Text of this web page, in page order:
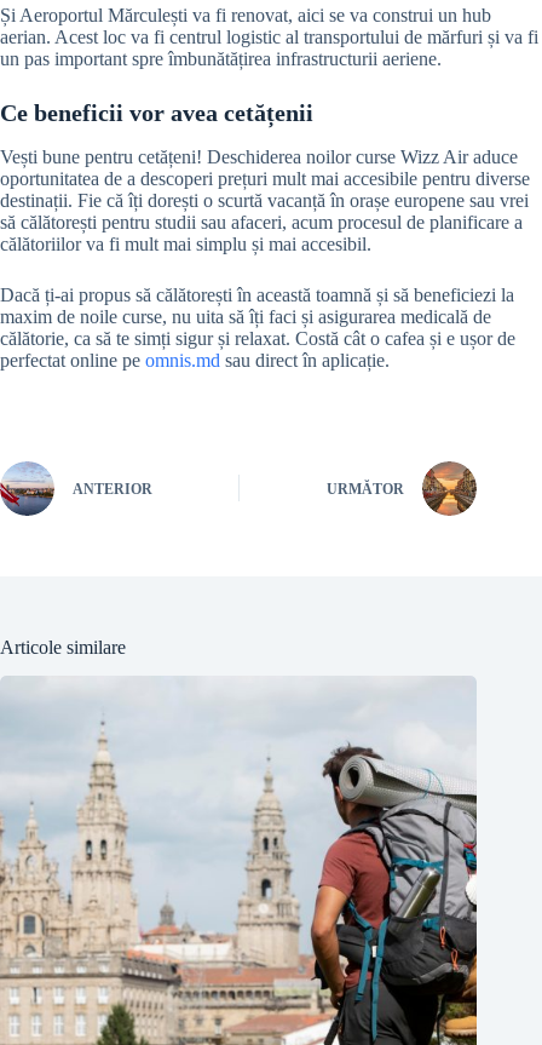
Și Aeroportul Mărculești va fi renovat, aici se va construi un hub
aerian. Acest loc va fi centrul logistic al transportului de mărfuri și va fi
un pas important spre îmbunătățirea infrastructurii aeriene.
Ce beneficii vor avea cetățenii
Vești bune pentru cetățeni! Deschiderea noilor curse Wizz Air aduce
oportunitatea de a descoperi prețuri mult mai accesibile pentru diverse
destinații. Fie că îți dorești o scurtă vacanță în orașe europene sau vrei
să călătorești pentru studii sau afaceri, acum procesul de planificare a
călătoriilor va fi mult mai simplu și mai accesibil.
Dacă ți-ai propus să călătorești în această toamnă și să beneficiezi la
maxim de noile curse, nu uita să îți faci și asigurarea medicală de
călătorie, ca să te simți sigur și relaxat. Costă cât o cafea și e ușor de
perfectat online pe omnis.md sau direct în aplicație.
ANTERIOR URMĂTOR
Articole similare